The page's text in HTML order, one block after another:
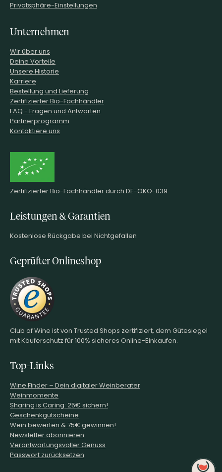
Privatsphäre-Einstellungen
Unternehmen
Wir über uns
Deine Vorteile
Unsere Historie
Karriere
Bestellung und Lieferung
Zertifizierter Bio-Fachhändler
FAQ - Fragen und Antworten
Partnerprogramm
Kontaktiere uns
Zertifizierter Bio-Fachhändler durch DE-ÖKO-039
Leistungen & Garantien
Kostenlose Rückgabe bei Nichtgefallen
Geprüfter Onlineshop
Club of Wine ist von Trusted Shops zertifiziert, dem Gütesiegel
mit Käuferschutz für 100% sicheres Online-Einkaufen.
Top-Links
Wine.Finder – Dein digitaler Weinberater
Weinmomente
Sharing is Caring: 25€ sichern!
Geschenkgutscheine
Wein bewerten & 75€ gewinnen!
Newsletter abonnieren
Verantwortungsvoller Genuss
Passwort zurücksetzen